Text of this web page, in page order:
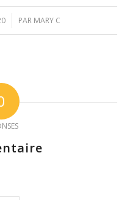
PAR MARY C